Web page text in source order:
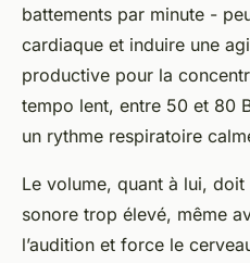
battements par minute -
cardiaque et induire une
productive pour la
tempo lent, entre 50 et 80
un rythme respiratoire
Le volume, quant à lui,
sonore trop élevé, même
l’audition et force le